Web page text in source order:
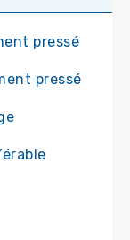
pressé
pressé